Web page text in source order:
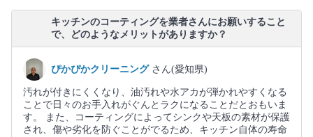
キッチンのコーティングを業者さんにお願いすること
で、どのようなメリットがありますか？
ぴかぴかクリーニング さん(愛知県)
汚れが付きにくくなり、油汚れや水アカが弾かれやすくなる
ことで日々のお手入れがぐんとラクになることだとおもいま
す。 また、コーティングによってシンクや天板の素材が保護
され、傷や劣化を防ぐことがでるため、キッチン自体の寿命